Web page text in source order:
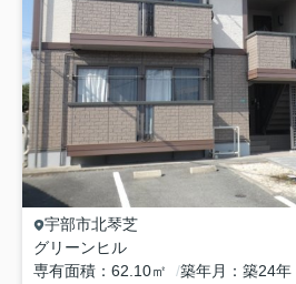
宇部市北琴芝
グリーンヒル
専有面積
62.10㎡ 築年月 築24年